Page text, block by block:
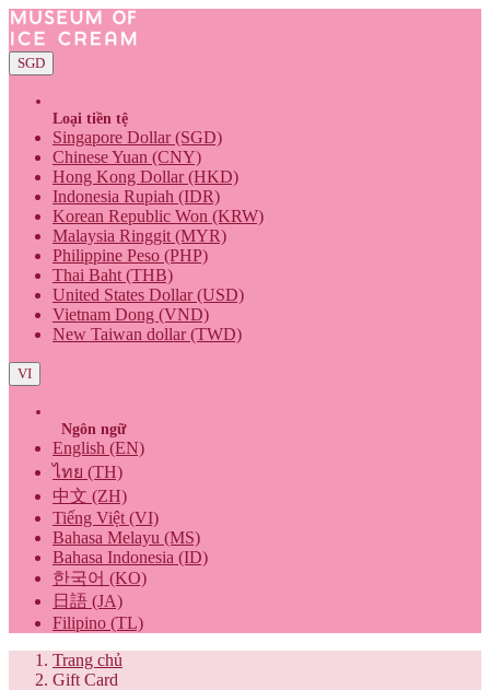
SGD
Loại tiền tệ
Singapore Dollar (SGD)
Chinese Yuan (CNY)
Hong Kong Dollar (HKD)
Indonesia Rupiah (IDR)
Korean Republic Won (KRW)
Malaysia Ringgit (MYR)
Philippine Peso (PHP)
Thai Baht (THB)
United States Dollar (USD)
Vietnam Dong (VND)
New Taiwan dollar (TWD)
VI
Ngôn ngữ
English (EN)
ไทย (TH)
中文 (ZH)
Tiếng Việt (VI)
Bahasa Melayu (MS)
Bahasa Indonesia (ID)
한국어 (KO)
日語 (JA)
Filipino (TL)
Trang chủ
Gift Card